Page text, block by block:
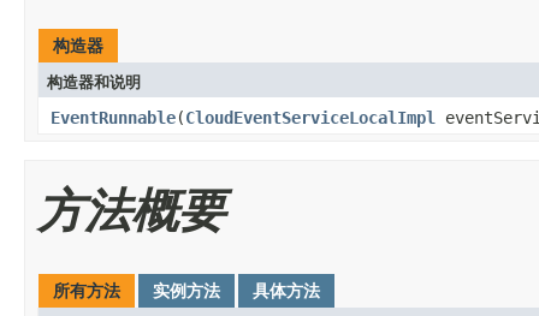
构造器
构造器和说明
EventRunnable(CloudEventServiceLocalImpl
方法概要
所有方法 实例方法 具体方法